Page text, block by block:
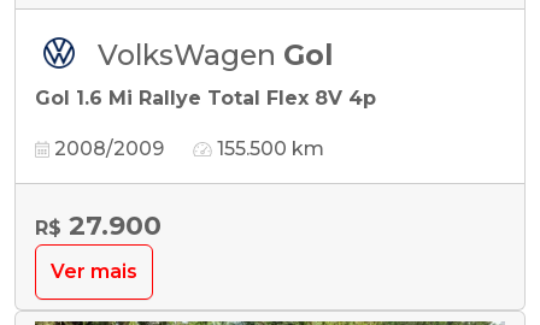
VolksWagen Gol
Gol 1.6 Mi Rallye Total Flex 8V 4p
2008/2009 155.500 km
R$ 27.900
Ver mais